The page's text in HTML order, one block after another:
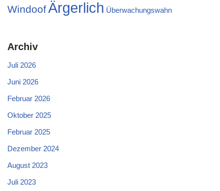
WindoofÄrgerlich Überwachungswahn
Archiv
Juli 2026
Juni 2026
Februar 2026
Oktober 2025
Februar 2025
Dezember 2024
August 2023
Juli 2023